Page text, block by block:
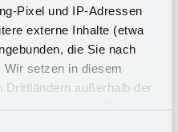
Pixel und IP-Adressen
externe Inhalte (etwa
die Sie nach
setzen in diesem
Drittländern außerhalb der
(USA) ein,